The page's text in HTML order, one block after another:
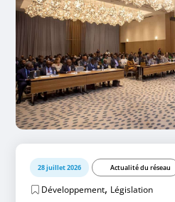
28 juillet 2026 Actualité du réseau
Développement, Législation